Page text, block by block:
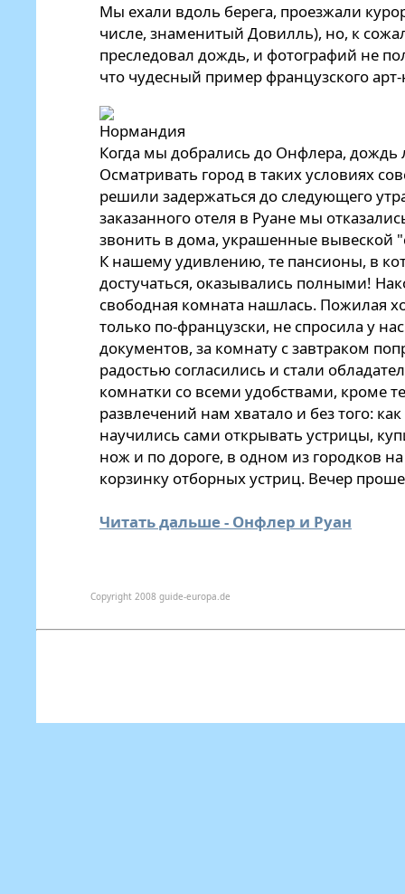
Мы ехали вдоль берега, проезжали
числе, знаменитый Довилль), но, к
преследовал дождь, и фотографий не
что чудесный пример французского
Когда мы добрались до Онфлера, дождь
Осматривать город в таких условиях
решили задержаться до следующего
заказанного отеля в Руане мы
звонить в дома, украшенные вывеской
К нашему удивлению, те пансионы, в
достучаться, оказывались полными!
свободная комната нашлась. Пожилая
только по-французски, не спросила у
документов, за комнату с завтраком
радостью согласились и стали
комнатки со всеми удобствами, кроме
развлечений нам хватало и без того:
научились сами открывать устрицы,
нож и по дороге, в одном из городков
корзинку отборных устриц. Вечер
Читать дальше - Онфлер и Руан
Copyright 2008 guide-europa.de